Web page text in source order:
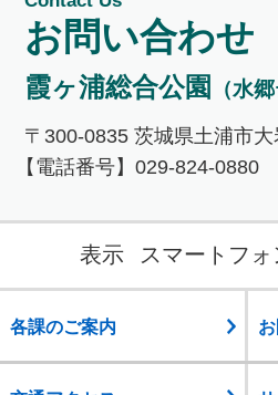
お問い合わせ
霞ヶ浦総合公園 （水
〒300-0835 茨城県土浦市
【電話番号】029-824-0880
表示 スマートフォ
各課のご案内